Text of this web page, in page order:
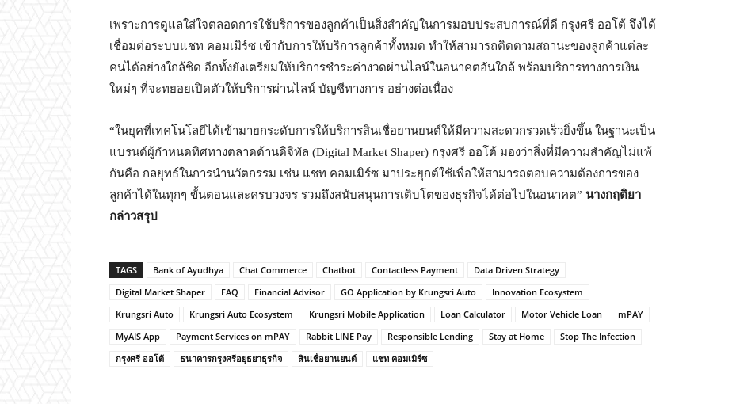
เพราะการดูแลใส่ใจตลอดการใช้บริการของลูกค้าเป็นสิ่งสำคัญในการมอบประสบการณ์ที่ดี กรุงศรี ออโต้ จึงได้
เชื่อมต่อระบบแชท คอมเมิร์ซ เข้ากับการให้บริการลูกค้าทั้งหมด ทำให้สามารถติดตามสถานะของลูกค้าแต่ละ
คนได้อย่างใกล้ชิด อีกทั้งยังเตรียมให้บริการชำระค่างวดผ่านไลน์ในอนาคตอันใกล้ พร้อมบริการทางการเงิน
ใหม่ๆ ที่จะทยอยเปิดตัวให้บริการผ่านไลน์ บัญชีทางการ อย่างต่อเนื่อง
“ในยุคที่เทคโนโลยีได้เข้ามายกระดับการให้บริการสินเชื่อยานยนต์ให้มีความสะดวกรวดเร็วยิ่งขึ้น ในฐานะเป็น
แบรนด์ผู้กำหนดทิศทางตลาดด้านดิจิทัล (Digital Market Shaper) กรุงศรี ออโต้ มองว่าสิ่งที่มีความสำคัญไม่แพ้
กันคือ กลยุทธ์ในการนำนวัตกรรม เช่น แชท คอมเมิร์ซ มาประยุกต์ใช้เพื่อให้สามารถตอบความต้องการของ
ลูกค้าได้ในทุกๆ ขั้นตอนและครบวงจร รวมถึงสนับสนุนการเติบโตของธุรกิจได้ต่อไปในอนาคต” นางกฤติยา
กล่าวสรุป
TAGS Bank of Ayudhya Chat Commerce Chatbot Contactless Payment
Data Driven Strategy
Digital Market Shaper
FAQ Financial Advisor GO Application by Krungsri Auto
Innovation Ecosystem
Krungsri Auto
Krungsri Auto Ecosystem Krungsri Mobile Application Loan Calculator Motor Vehicle Loan
mPAY
MyAIS App
Payment Services on mPAY Rabbit LINE Pay Responsible Lending Stay at Home
Stop The Infection
กรุงศรี ออโต้
ธนาคารกรุงศรีอยุธยาธุรกิจ สินเชื่อยานยนต์ แชท คอมเมิร์ซ